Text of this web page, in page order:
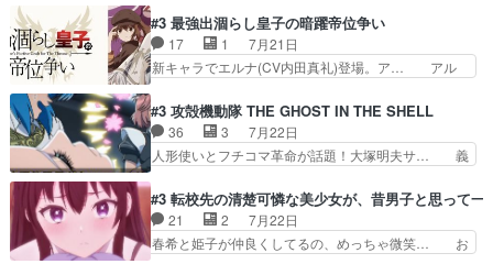
にイルドアの大佐がサラマン… 直属の部下ですら
戦争継続派か。。戦争は始… 「（あの量の差が気
になるッ!!!）」ジェ…
由、アメリカ、日本人、国語教師＋新たな… ナデ
ィー（大和撫子、やまと100Girl… 美しすぎる美
しいに美しいは美しすぎてうっ… 25)BP○さん見
逃して26)最高の機能… 前任退職、後任の教師ナ
恋太郎正解らしい… ①次の新キャラは後任の国語
教師…フラグを… どうしてもルー大柴が頭を横切
る新ヒロイン…
#3 最強出涸らし皇子の暗躍帝位争い
17 1
7月21日
新キャラでエルナ(CV内田真礼)登場。ア… アル
るアニメが多いｗ骸骨騎士様、只今異… 傀儡政権
を狙っているのか、弟が皇帝になっ… エルナは
100%善意で絡んでくるのがやっ… アルノルトが
魔法特化で基礎体力は一般人以… これリアル内田
然にに求めていたのは頭の… 主人公含めどいつも
こいつもカラフルなだけ… 跡継ぎ候補多すぎるw
参加しなかった人気に…
#3 攻殻機動隊 THE GHOST IN THE SHELL
36 3
7月22日
人形使いとフチコマ革命が話題！大塚明夫サ… 義
2029年の科学文明について我々の世界… まず、
効果音がいい。私が思うに、銃撃戦が… いきなり
のハラハラ感。犯人をどんどん追い… 擬似記憶な
の本物なのか分からないと思う？… をバンダイチ
#3 転校先の清楚可憐な美少女が、昔男子と思って一
21 2
7月22日
春希と姫子が仲良くしてるの、めっちゃ微笑… お